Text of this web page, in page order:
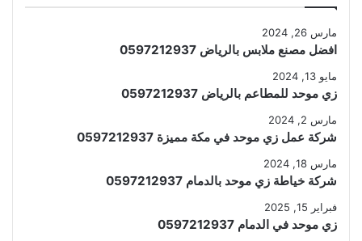
مارس 26, 2024
افضل مصنع ملابس بالرياض 0597212937
مايو 13, 2024
زي موحد للمطاعم بالرياض 0597212937
مارس 2, 2024
شركة عمل زي موحد في مكة مميزة 0597212937
مارس 18, 2024
شركة خياطة زي موحد بالدمام 0597212937
فبراير 15, 2025
زي موحد في الدمام 0597212937